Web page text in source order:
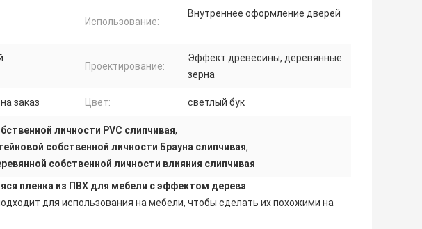
Использование:
Внутреннее оформление дверей
Проектирование:
Эффект древесины, деревянные
зерна
заказ Цвет: светлый бук
личности PVC слипчивая,
собственной личности Брауна слипчивая,
собственной личности влияния слипчивая
пленка из ПВХ для мебели с эффектом дерева
для использования на мебели, чтобы сделать их похожими на